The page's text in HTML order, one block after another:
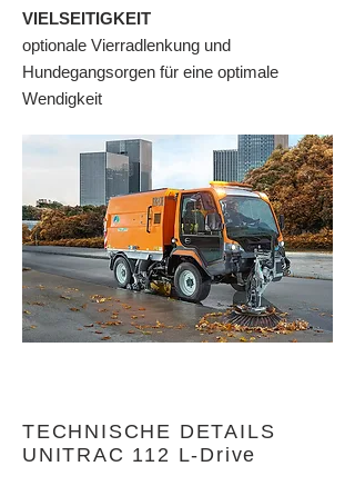
VIELSEITIGKEIT
optionale Vierradlenkung und
Hundegangsorgen für eine optimale
Wendigkeit
TECHNISCHE DETAILS
UNITRAC 112 L-Drive